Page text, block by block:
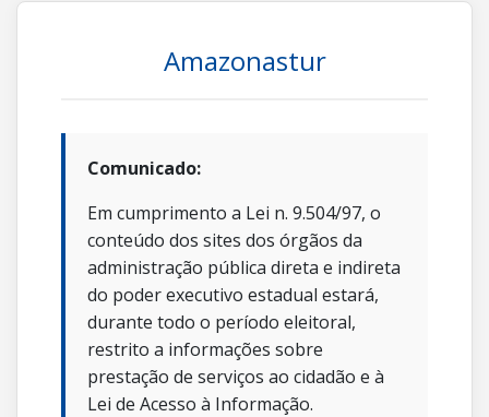
Amazonastur
Comunicado:
Em cumprimento a Lei n. 9.504/97, o
conteúdo dos sites dos órgãos da
administração pública direta e indireta
do poder executivo estadual estará,
durante todo o período eleitoral,
restrito a informações sobre
prestação de serviços ao cidadão e à
Lei de Acesso à Informação.